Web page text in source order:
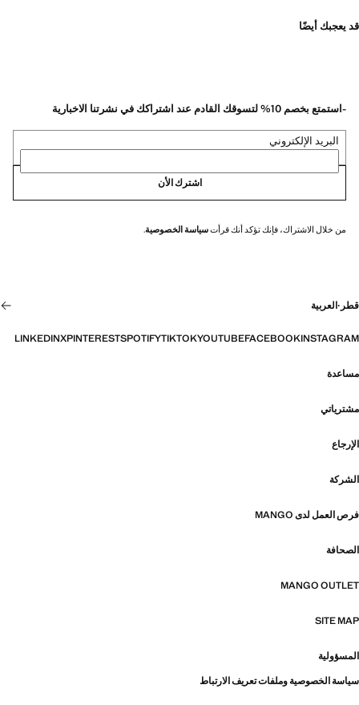
قد يعجبك أيضًا
-استمتع بخصم 10% لتسوقك القادم عند اشتراكك في نشرتنا الاخبارية
البريد الإلكتروني
اشترك الأن
من خلال الاشتراك، فإنك تؤكد أنك قرأتسياسة الخصوصية.
قطر ·العربية
INSTAGRAM
FACEBOOK
YOUTUBE
TIKTOK
SPOTIFY
PINTEREST
X
LINKEDIN
مساعدة
مشترياتي
الإرجاع
الشركة
فرص العمل لدى MANGO
الصحافة
MANGO OUTLET
SITE MAP
المسؤولية
سياسة الخصوصية وملفات تعريف الارتباط